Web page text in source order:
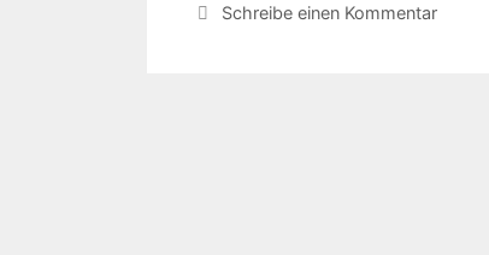
Schreibe einen Kommentar